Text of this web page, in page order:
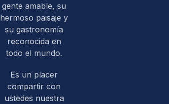
gente amable, su
hermoso paisaje y
su gastronomía
reconocida en
todo el mundo.
Es un placer
compartir con
ustedes nuestra